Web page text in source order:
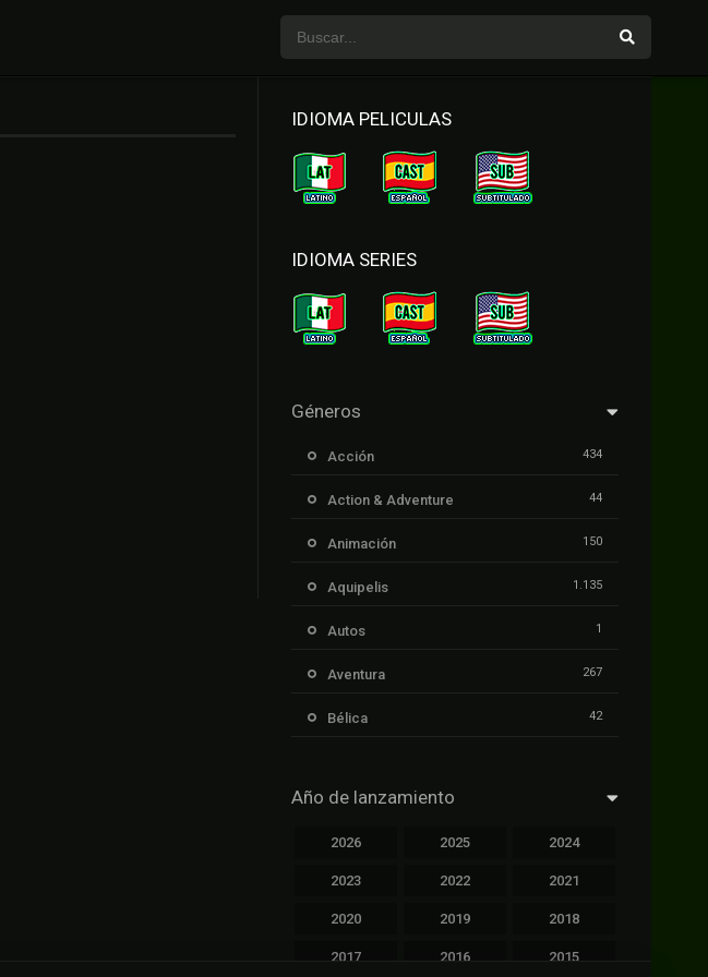
IDIOMA PELICULAS
IDIOMA SERIES
Géneros
Acción 434
Action & Adventure 44
Animación 150
Aquipelis 1.135
Autos 1
Aventura 267
Bélica 42
Cinecalidad
Cinetux 1.139
Año de lanzamiento
2026 2025 2024
2023 2022 2021
2020 2019 2018
2017 2016 2015